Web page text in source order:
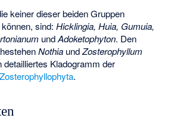
keiner dieser beiden Gruppen
können, sind:Hicklingia,Huia, Gumuia,
undAdoketophyton. Den
Nothia undZosterophyllum
detailliertes Kladogramm der
Zosterophyllophyta.